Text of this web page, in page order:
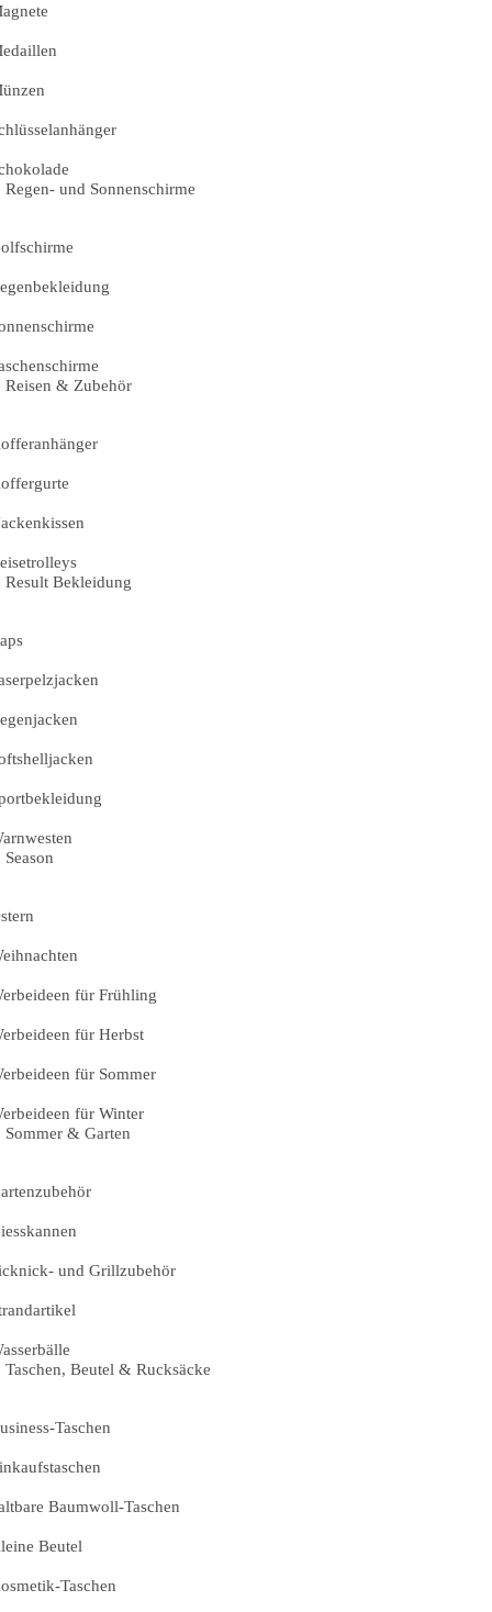
Regen- und Sonnenschirme
Reisen & Zubehör
Result Bekleidung
Season
für Frühling
für Herbst
für Sommer
für Winter
Sommer & Garten
und Grillzubehör
Taschen, Beutel & Rucksäcke
Taschen
Baumwoll-Taschen
Beutel
Taschen